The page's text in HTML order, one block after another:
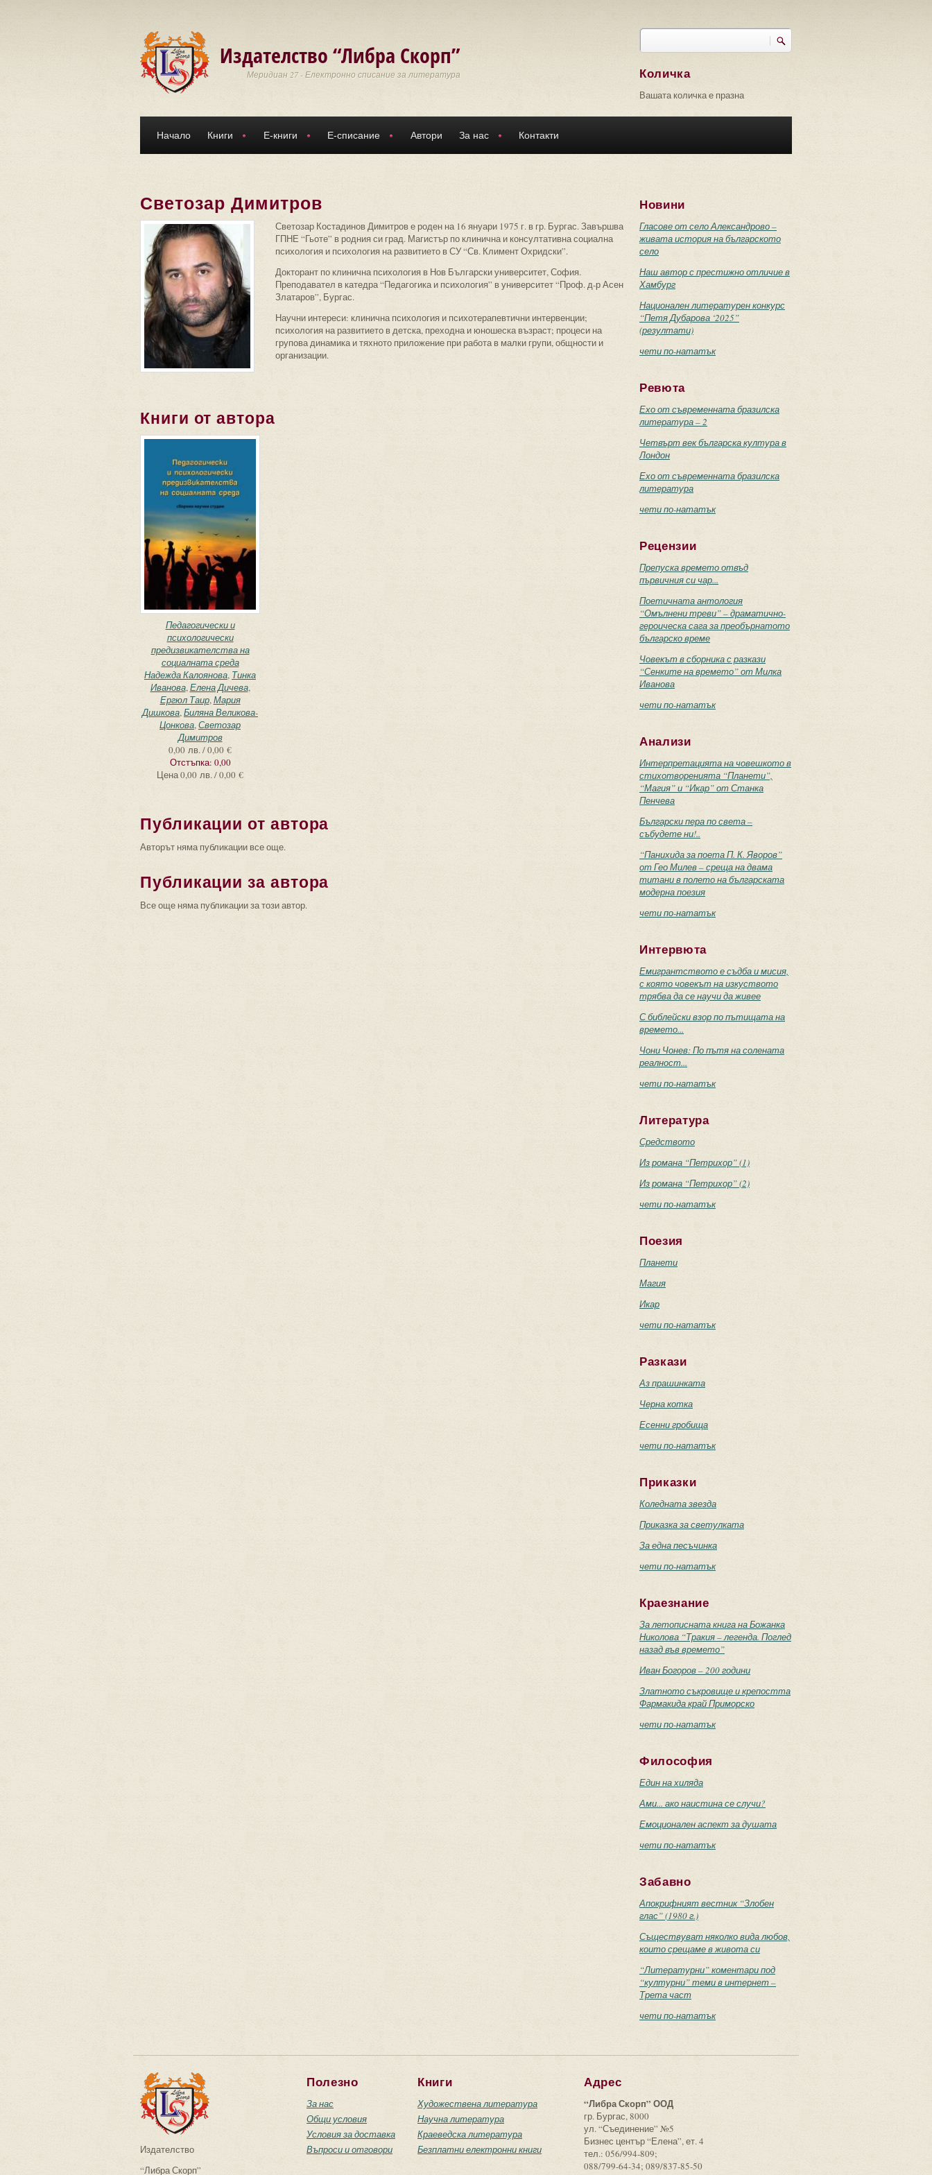
Издателство “Либра Скорп”
Меридиан 27 - Електронно списание за литература
Търси
Количка
Вашата количка е празна
Начало Книги Е-книги Е-списание Автори За нас Контакти
Светозар Димитров
Светозар Костадинов Димитров е роден на 16 януари 1975 г. в гр. Бургас. Завършва
ГПНЕ “Гьоте” в родния си град. Магистър по клинична и консултативна социална
психология и психология на развитието в СУ “Св. Климент Охридски”.
Докторант по клинична психология в Нов Български университет, София.
Преподавател в катедра “Педагогика и психология” в университет “Проф. д-р Асен
Златаров”, Бургас.
Научни интереси: клинична психология и психотерапевтични интервенции;
психология на развитието в детска, преходна и юношеска възраст; процеси на
групова динамика и тяхното приложение при работа в малки групи, общности и
организации.
Книги от автора
Педагогически и
психологически
предизвикателства на
социалната среда
Надежда Калоянова, Тинка
Иванова,Елена Дичева,
Ергюл Таир,Мария
Дишкова,Биляна Великова-
Цонкова,Светозар
Димитров
0,00 лв. / 0,00 €
Отстъпка: 0,00
Цена0,00 лв. / 0,00 €
Публикации от автора
Авторът няма публикации все още.
Публикации за автора
Все още няма публикации за този автор.
Новини
Гласове от село Александрово –
живата история на българското
село
Наш автор с престижно отличие в
Хамбург
Национален литературен конкурс
“Петя Дубарова ‘2025”
(резултати)
чети по-нататък
Ревюта
Ехо от съвременната бразилска
литература – 2
Четвърт век българска култура в
Лондон
Ехо от съвременната бразилска
литература
чети по-нататък
Рецензии
Препуска времето отвъд
първичния си чар...
Поетичната антология
“Омълнени треви” – драматично-
героическа сага за преобърнатото
българско време
Човекът в сборника с разкази
“Сенките на времето” от Милка
Иванова
чети по-нататък
Анализи
Интерпретацията на човешкото в
стихотворенията “Планети”,
“Магия” и “Икар” от Станка
Пенчева
Български пера по света –
събудете ни!..
“Панихида за поета П. К. Яворов”
от Гео Милев – среща на двама
титани в полето на българската
модерна поезия
чети по-нататък
Интервюта
Емигрантството е съдба и мисия,
с която човекът на изкуството
трябва да се научи да живее
С библейски взор по пътищата на
времето...
Чони Чонев: По пътя на солената
реалност...
чети по-нататък
Литература
Средството
Из романа “Петрихор” (1)
Из романа “Петрихор” (2)
чети по-нататък
Поезия
Планети
Магия
Икар
чети по-нататък
Разкази
Аз прашинката
Черна котка
Есенни гробища
чети по-нататък
Приказки
Коледната звезда
Приказка за светулката
За една песъчинка
чети по-нататък
Краезнание
За летописната книга на Божанка
Николова “Тракия – легенда. Поглед
назад във времето”
Иван Богоров – 200 години
Златното съкровище и крепостта
Фармакида край Приморско
чети по-нататък
Философия
Един на хиляда
Ами... ако наистина се случи?
Емоционален аспект за душата
чети по-нататък
Забавно
Апокрифният вестник “Злобен
глас” (1980 г.)
Съществуват няколко вида любов,
които срещаме в живота си
“Литературни” коментари под
“културни” теми в интернет –
Трета част
чети по-нататък
Издателство
“Либра Скорп”
Полезно
За нас
Общи условия
Условия за доставка
Въпроси и отговори
Книги
Художествена литература
Научна литература
Краеведска литература
Безплатни електронни книги
Адрес
“Либра Скорп” ООД
гр. Бургас, 8000
ул. “Съединение” №5
Бизнес център “Елена”, ет. 4
тел.: 056/994-809;
088/799-64-34; 089/837-85-50